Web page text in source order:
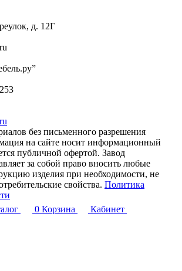
д. 12Г
без письменного разрешения
на сайте носит информационный
публичной офертой. Завод
за собой право вносить любые
изделия при необходимости, не
свойства. Политика
0 Корзина
Кабинет